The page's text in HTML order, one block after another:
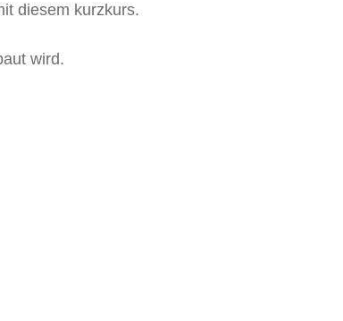
diesem kurzkurs.
wird.